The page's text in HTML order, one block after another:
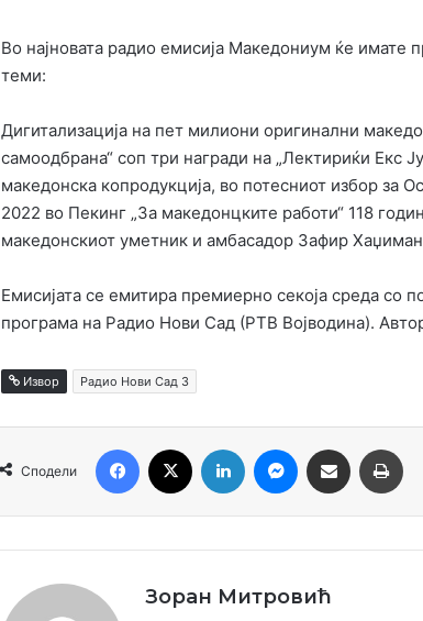
Во најновата радио емисија Македониум ќе имате
теми:
Дигитализација на пет милиони оригинални
самоодбрана“ соп три награди на „Лектириќи Екс
македонска копродукција, во потесниот избор за
2022 во Пекинг „За македонцките работи“ 118
македонскиот уметник и амбасадор Зафир
Емисијата се емитира премиерно секоја среда со
програма на Радио Нови Сад (РТВ Војводина).
Извор Радио Нови Сад 3
Сподели
Facebook LinkedIn MessengerСподели преку Емаил
Зоран Митровић